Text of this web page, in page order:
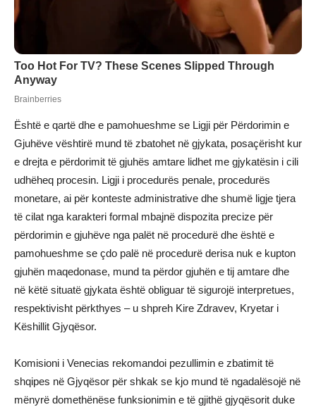
Është e qartë dhe e pamohueshme se Ligji për Përdorimin e
Gjuhëve vështirë mund të zbatohet në gjykata, posaçërisht kur
e drejta e përdorimit të gjuhës amtare lidhet me gjykatësin i cili
udhëheq procesin. Ligji i procedurës penale, procedurës
monetare, ai për konteste administrative dhe shumë ligje tjera
të cilat nga karakteri formal mbajnë dispozita precize për
përdorimin e gjuhëve nga palët në procedurë dhe është e
pamohueshme se çdo palë në procedurë derisa nuk e kupton
gjuhën maqedonase, mund ta përdor gjuhën e tij amtare dhe
në këtë situatë gjykata është obliguar të sigurojë interpretues,
respektivisht përkthyes – u shpreh Kire Zdravev, Kryetar i
Këshillit Gjyqësor.
Komisioni i Venecias rekomandoi pezullimin e zbatimit të
shqipes në Gjyqësor për shkak se kjo mund të ngadalësojë në
mënyrë domethënëse funksionimin e të gjithë gjyqësorit duke